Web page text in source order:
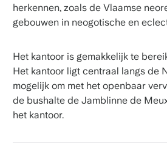
herkennen, zoals de Vlaamse
gebouwen in neogotische en
Het kantoor is gemakkelijk te
Het kantoor ligt centraal langs de
mogelijk om met het openbaar
de bushalte de Jamblinne de
het kantoor.